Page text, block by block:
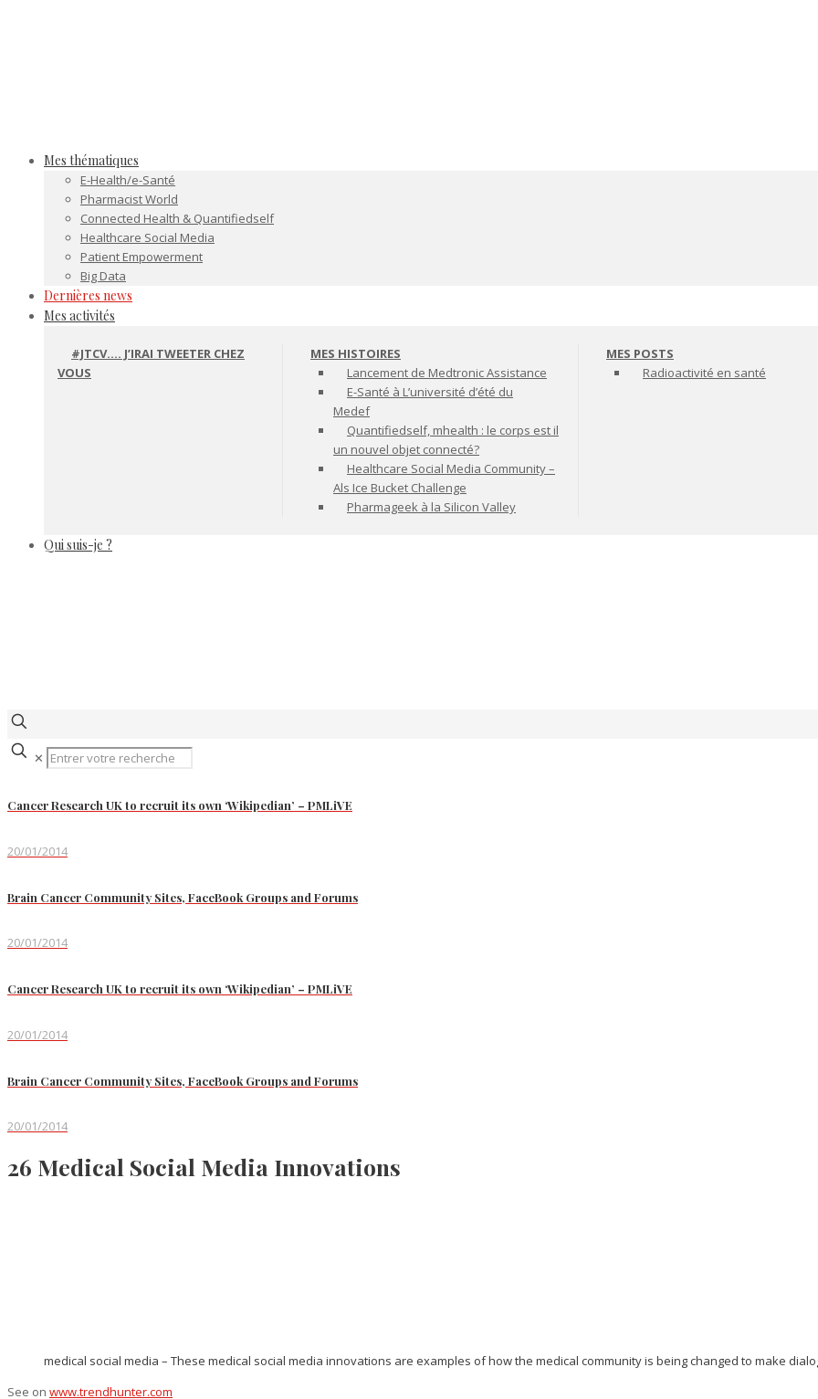
Mes thématiques
E-Health/e-Santé
Pharmacist World
Connected Health & Quantifiedself
Healthcare Social Media
Patient Empowerment
Big Data
Dernières news
Mes activités
#JTCV…. J’IRAI TWEETER CHEZ
VOUS
MES HISTOIRES
Lancement de Medtronic Assistance
E-Santé à L’université d’été du
Medef
Quantifiedself, mhealth : le corps est il
un nouvel objet connecté?
Healthcare Social Media Community –
Als Ice Bucket Challenge
Pharmageek à la Silicon Valley
MES POSTS
Radioactivité en santé
Qui suis-je ?
✕
Cancer Research UK to recruit its own ‘Wikipedian’ – PMLiVE
20/01/2014
Brain Cancer Community Sites, FaceBook Groups and Forums
20/01/2014
Cancer Research UK to recruit its own ‘Wikipedian’ – PMLiVE
20/01/2014
Brain Cancer Community Sites, FaceBook Groups and Forums
20/01/2014
26 Medical Social Media Innovations
medical social media – These medical social media innovations are examples of how the medical community is being changed to make
See on www.trendhunter.com